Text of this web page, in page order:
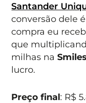
Santander
conversão dele
compra eu
que
milhas naSmiles
lucro.
Preço final: R$